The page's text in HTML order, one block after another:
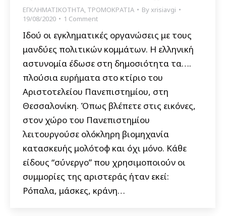
ΕΓΚΛΗΜΑΤΙΚΟΤΗΤΑ, ΤΡΟΜΟΚΡΑΤΙΑ Byxrisiavgi
19/08/2020
1 Comment
Ιδού οι εγκληματικές οργανώσεις με τους
μανδύες πολιτικών κομμάτων. Η ελληνική
αστυνομία έδωσε στη δημοσιότητα τα….
πλούσια ευρήματα στο κτίριο του
Αριστοτελείου Πανεπιστημίου, στη
Θεσσαλονίκη. Όπως βλέπετε στις εικόνες,
στον χώρο του Πανεπιστημίου
λειτουργούσε ολόκληρη βιομηχανία
κατασκευής μολότοφ και όχι μόνο. Κάθε
είδους “σύνεργο” που χρησιμοποιούν οι
συμμορίες της αριστεράς ήταν εκεί:
Ρόπαλα, μάσκες, κράνη…